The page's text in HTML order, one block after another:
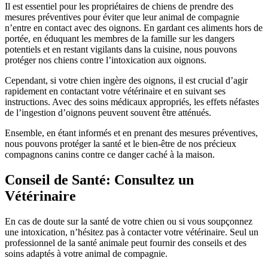
Il est essentiel pour les propriétaires de chiens de prendre des
mesures préventives pour éviter que leur animal de compagnie
n’entre en contact avec des oignons. En gardant ces aliments hors de
portée, en éduquant les membres de la famille sur les dangers
potentiels et en restant vigilants dans la cuisine, nous pouvons
protéger nos chiens contre l’intoxication aux oignons.
Cependant, si votre chien ingère des oignons, il est crucial d’agir
rapidement en contactant votre vétérinaire et en suivant ses
instructions. Avec des soins médicaux appropriés, les effets néfastes
de l’ingestion d’oignons peuvent souvent être atténués.
Ensemble, en étant informés et en prenant des mesures préventives,
nous pouvons protéger la santé et le bien-être de nos précieux
compagnons canins contre ce danger caché à la maison.
Conseil de Santé: Consultez un
Vétérinaire
En cas de doute sur la santé de votre chien ou si vous soupçonnez
une intoxication, n’hésitez pas à contacter votre vétérinaire. Seul un
professionnel de la santé animale peut fournir des conseils et des
soins adaptés à votre animal de compagnie.